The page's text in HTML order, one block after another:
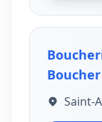
Boucher
Saint-